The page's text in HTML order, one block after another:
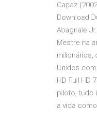
Capaz
Download
Abagnale
Mestre na
Unidos
HD Full HD
piloto, tudo
a vida